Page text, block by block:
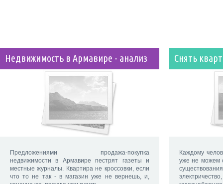
Недвижимость в Армавире - анализ
Предложениями продажа-покупка
недвижимости в Армавире пестрят газеты и
местные журналы. Квартира не кроссовки, если
что то не так - в магазин уже не вернешь, и,
Снять
Каждому
уже не можем